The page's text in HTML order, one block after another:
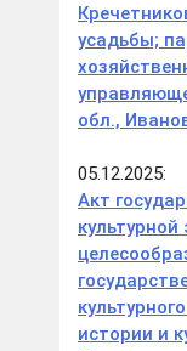
усадьбы;
обл.,
05.12.2025:
Акт
истории и